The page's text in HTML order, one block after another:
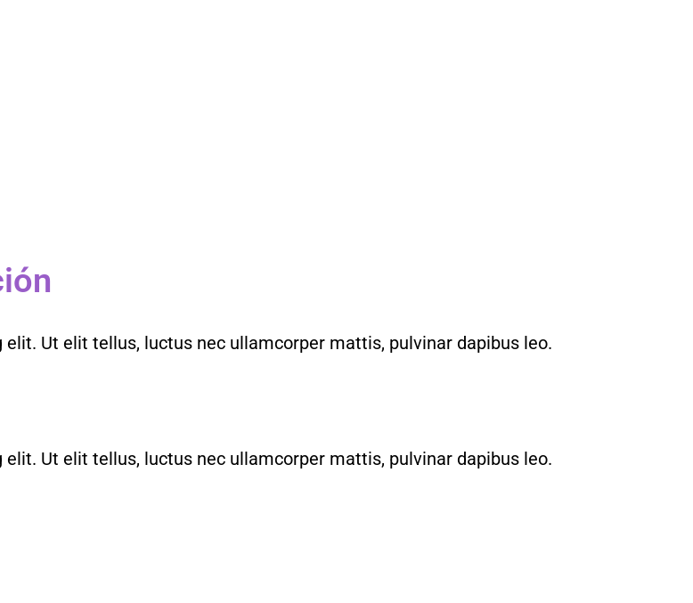
Ut elit tellus, luctus nec ullamcorper mattis, pulvinar dapibus leo.
Ut elit tellus, luctus nec ullamcorper mattis, pulvinar dapibus leo.